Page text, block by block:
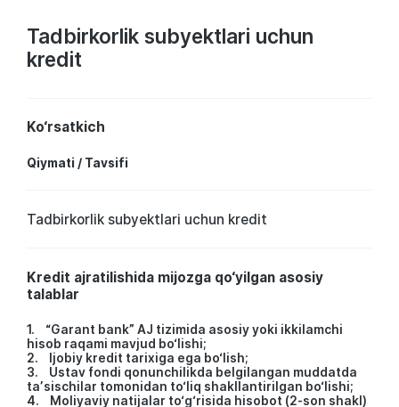
Tadbirkorlik subyektlari uchun
kredit
Ko‘rsatkich
Qiymati / Tavsifi
Tadbirkorlik subyektlari uchun kredit
Kredit ajratilishida mijozga qo‘yilgan asosiy
talablar
1. “Garant bank” AJ tizimida asosiy yoki ikkilamchi
hisob raqami mavjud bo‘lishi;
2. Ijobiy kredit tarixiga ega bo‘lish;
3. Ustav fondi qonunchilikda belgilangan muddatda
taʼsischilar tomonidan to‘liq shakllantirilgan bo‘lishi;
4. Moliyaviy natijalar to‘g‘risida hisobot (2-son shakl)